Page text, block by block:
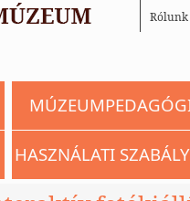
Rólunk
HASZNÁLATI